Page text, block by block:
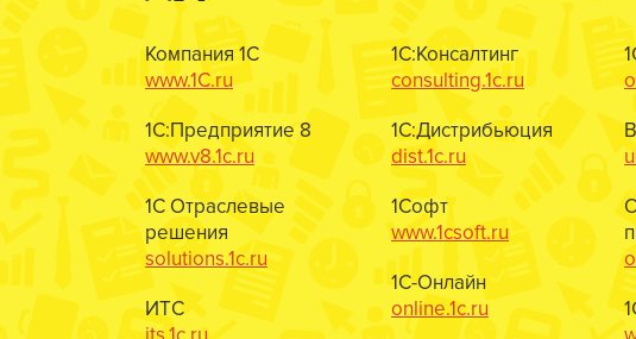
Компания 1С
www.1C.ru
1С:Предприятие 8
www.v8.1c.ru
1С Отраслевые
решения
solutions.1c.ru
ИТС
1С:Консалтинг
consulting.1c.ru
1С:Дистрибьюция
dist.1c.ru
1Софт
www.1csoft.ru
1С-Онлайн
online.1c.ru